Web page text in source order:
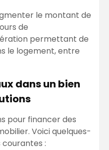
le montant de
de
permettant de
le logement, entre
dans un bien
pour financer des
Voici quelques-
courantes :